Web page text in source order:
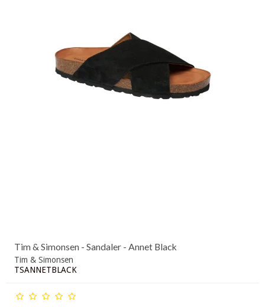
Tim & Simonsen - Sandaler - Annet Black
Tim & Simonsen
TSANNETBLACK